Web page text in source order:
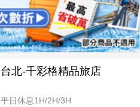
台北-千彩格精品旅店
平日休息1H/2H/3H